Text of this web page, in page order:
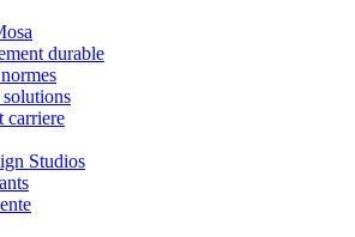
durable
carriere
Studios